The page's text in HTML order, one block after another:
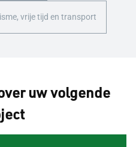
vrije tijd en transport
uw volgende